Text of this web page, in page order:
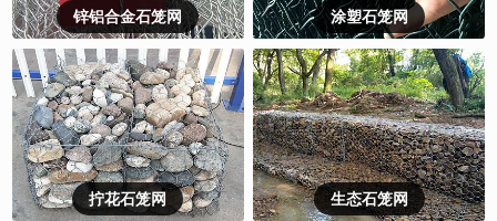
锌铝合金石笼网 涂塑石笼网
拧花石笼网 生态石笼网